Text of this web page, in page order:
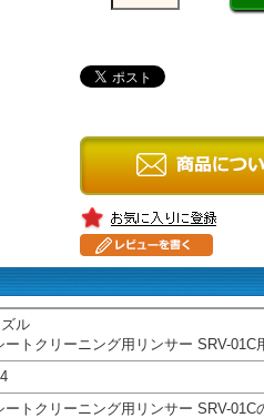
ル
ートクリーニング用リンサー SRV-01C
ートクリーニング用リンサー SRV-01C